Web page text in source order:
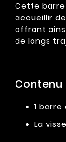
Cette
accueillir
offrant
de longs
Contenu
1
La